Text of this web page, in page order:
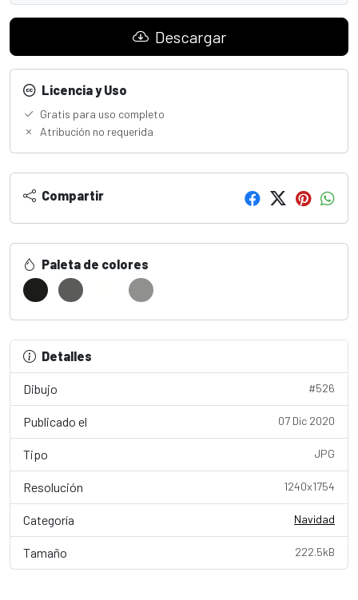
Descargar
Licencia y Uso
Gratis para uso completo
Atribución no requerida
Compartir
Paleta de colores
Detalles
Dibujo #526
Publicado el 07 Dic 2020
Tipo JPG
Resolución 1240x1754
Categoría Navidad
Tamaño 222.5kB